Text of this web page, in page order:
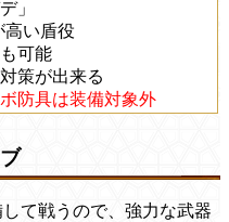
」
高い盾役
可能
対策が出来る
防具は装備対象外
て戦うので、強力な武器